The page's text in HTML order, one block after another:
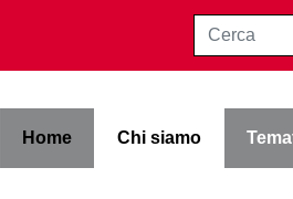
Cerca
Home Chi siamo